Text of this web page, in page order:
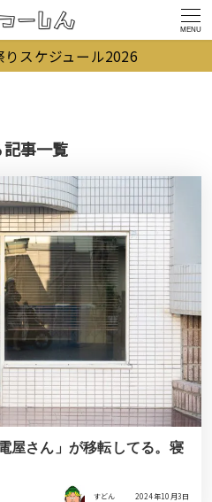
MENU
スケジュール2026
記事一覧
屋さん」が移転してる。寝
すどん 2024年10月3日